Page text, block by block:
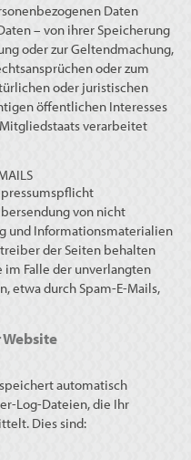
Daten
– von ihrer Speicherung
oder zur Geltendmachung,
oder zum
oder juristischen
öffentlichen Interesses
verarbeitet
von nicht
und Informationsmaterialien
der Seiten behalten
Falle der unverlangten
etwa durch Spam-E-Mails,
automatisch
Log-Dateien, die Ihr
Dies sind: